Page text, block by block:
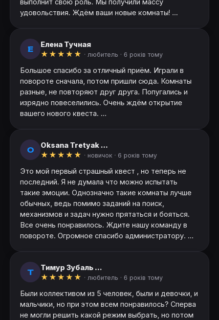
выполнит свою роль. Мы получили массу
удовольствия. Ждём ваши новые комнаты! ...
Е
Елена Тучная
★ ★ ★ ★ ★ · любитель · 6 років тому
Большое спасибо за отличный приём. Играли в
повороте сначала, потом пришли сюда. Комнаты
разные, не повторяют друг друга. Попугались и
изрядно повеселились. Очень ждём открытие
вашего нового квеста. ...
O
Oksana Tretyak ...
★ ★ ★ ★ ★ · новичок · 6 років тому
Это мой первый страшный квест , но теперь не
последний. Я не думала что можно испытать
такие эмоции. Однозначно такие комнаты лучше
обычных, ведь помимо заданий на поиск,
механизмов и задач нужно прятаться и бояться.
Все очень понравилось. Ждите нашу команду в
повороте. Огромное спасибо администратору. ...
Т
Тимур Зубаль ...
★ ★ ★ ★ ★ · любитель · 6 років тому
Были коллективом из 5 человек, были и девочки, и
мальчики, но при этом всем понравилось? Сперва
не могли решить какой режим выбрать, но потом